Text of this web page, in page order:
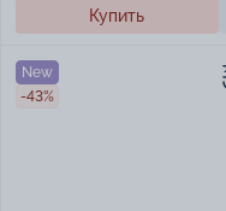
Купить
New
-43%